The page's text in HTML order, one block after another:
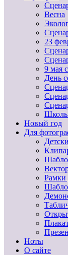
Весна
23
9 мая
День
Новый год
Для
Рамки
Ноты
О сайте